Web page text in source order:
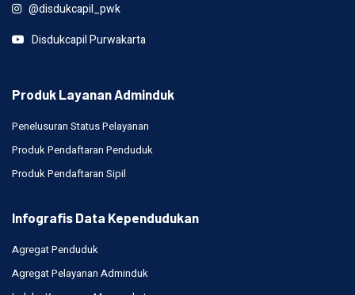
@disdukcapil_pwk
Disdukcapil Purwakarta
Produk Layanan Adminduk
Penelusuran Status Pelayanan
Produk Pendaftaran Penduduk
Produk Pendaftaran Sipil
Infografis Data Kependudukan
Agregat Penduduk
Agregat Pelayanan Adminduk